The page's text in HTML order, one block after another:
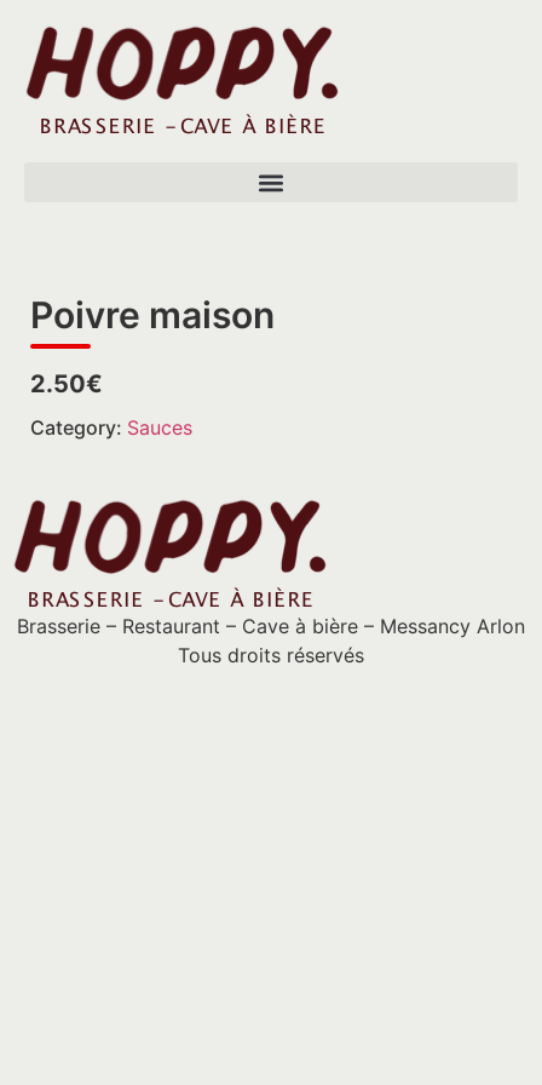
Poivre maison
2.50€
Category: Sauces
Brasserie – Restaurant – Cave à bière – Messancy Arlon
Tous droits réservés